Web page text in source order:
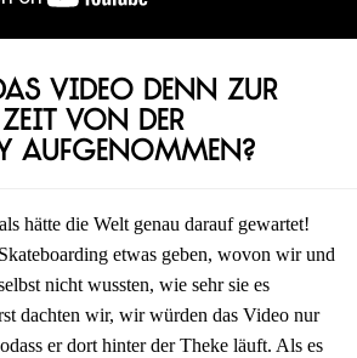
Video denn zur
von der
aufgenommen?
hätte die Welt genau darauf gewartet!
etwas geben, wovon wir und
nicht wussten, wie sehr sie es
dachten wir, wir würden das Video nur
er dort hinter der Theke läuft. Als es